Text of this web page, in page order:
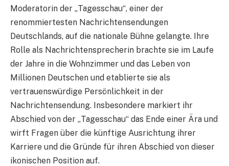
Moderatorin der „Tagesschau“, einer der
renommiertesten Nachrichtensendungen
Deutschlands, auf die nationale Bühne gelangte. Ihre
Rolle als Nachrichtensprecherin brachte sie im Laufe
der Jahre in die Wohnzimmer und das Leben von
Millionen Deutschen und etablierte sie als
vertrauenswürdige Persönlichkeit in der
Nachrichtensendung. Insbesondere markiert ihr
Abschied von der „Tagesschau“ das Ende einer Ära und
wirft Fragen über die künftige Ausrichtung ihrer
Karriere und die Gründe für ihren Abschied von dieser
ikonischen Position auf.